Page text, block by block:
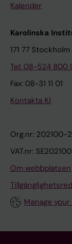
Kalender
Karolinska
171 77 Stockholm
Tel: 08-524 800
Fax: 08-31 11 01
Kontakta KI
Org.nr: 202100-
VAT.nr:
Om webbplatsen
Manage